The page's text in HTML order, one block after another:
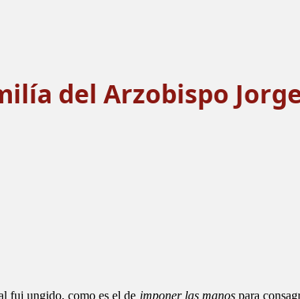
del Arzobispo
fui ungido, como es el de imponer las manospara